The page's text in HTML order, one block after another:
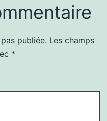
publiée. Les champs
*